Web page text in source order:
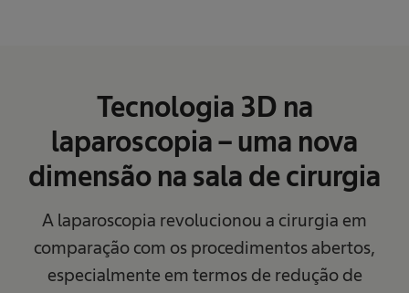
Tecnologia 3D na
laparoscopia – uma nova
dimensão na sala de cirurgia
A laparoscopia revolucionou a cirurgia em
comparação com os procedimentos abertos,
especialmente em termos de redução de